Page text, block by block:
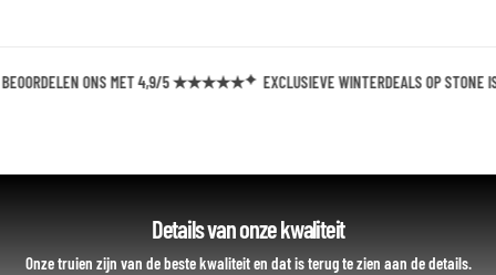
ONS MET 4,9/5 ★★★★★ EXCLUSIEVE WINTERDEALS OP STONE
Details van onze kwaliteit
Onze truien zijn van de beste kwaliteit en dat is terug te zien aan de details.